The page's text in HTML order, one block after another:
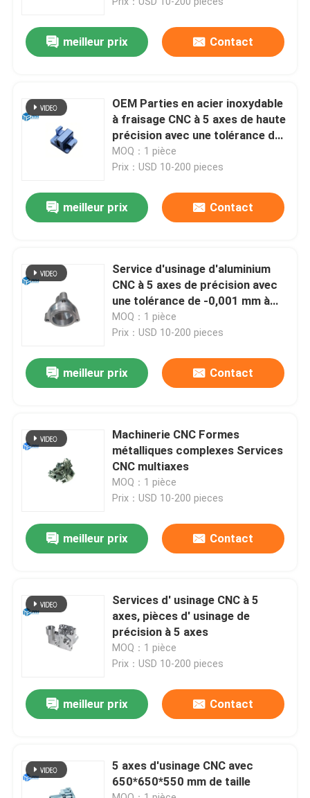
Services
Exposition de VR
Au sujet de nous
Contrôle de qualité
Nouvelles
Demandez une citation
meilleur prix Contact
OEM Parties en acier inoxydable
à fraisage CNC à 5 axes de haute
précision avec une tolérance de
0,01-0,02 mm
MOQ：1 pièce
Prix：USD 10-200 pieces
meilleur prix Contact
Service d'usinage d'aluminium
CNC à 5 axes de précision avec
une tolérance de -0,001 mm à
-0,005 mm
MOQ：1 pièce
Prix：USD 10-200 pieces
meilleur prix Contact
Machinerie CNC Formes
métalliques complexes Services
CNC multiaxes
MOQ：1 pièce
Prix：USD 10-200 pieces
meilleur prix Contact
Services d' usinage CNC à 5
axes, pièces d' usinage de
précision à 5 axes
MOQ：1 pièce
Prix：USD 10-200 pieces
meilleur prix Contact
5 axes d'usinage CNC avec
650*650*550 mm de taille